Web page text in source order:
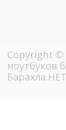
Copyright ©
ноутбуков